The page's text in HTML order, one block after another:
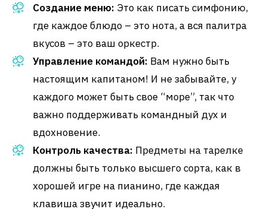
Создание меню: Это как писать симфонию,
где каждое блюдо – это нота, а вся палитра
вкусов – это ваш оркестр.
Управление командой: Вам нужно быть
настоящим капитаном! И не забывайте, у
каждого может быть свое “море”, так что
важно поддерживать командный дух и
вдохновение.
Контроль качества: Предметы на тарелке
должны быть только высшего сорта, как в
хорошей игре на пианино, где каждая
клавиша звучит идеально.